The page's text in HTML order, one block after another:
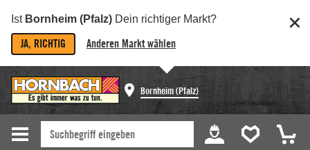
Ist Bornheim (Pfalz) Dein richtiger Markt?
JA, RICHTIG Anderen Markt wählen
Bornheim (Pfalz)